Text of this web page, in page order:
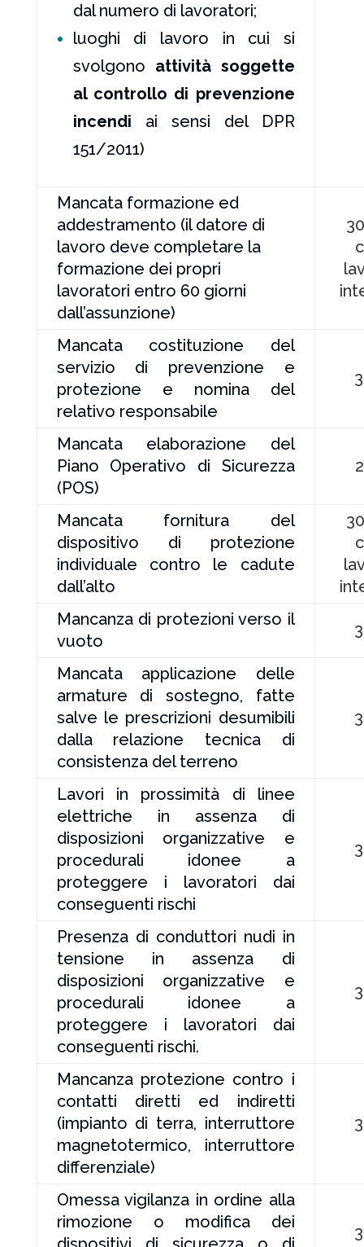
dal numero di lavoratori;
luoghi di lavoro in cui si
svolgono attività soggette
al controllo di prevenzione
incendi ai sensi del DPR
151/2011)
Mancata formazione ed
addestramento (il datore di
lavoro deve completare la
formazione dei propri
lavoratori entro 60 giorni
dall’assunzione)
Mancata costituzione del
servizio di prevenzione e
protezione e nomina del
relativo responsabile
Mancata elaborazione del
Piano Operativo di Sicurezza
(POS)
Mancata fornitura del
dispositivo di protezione
individuale contro le cadute
dall’alto
Mancanza di protezioni verso il
vuoto
Mancata applicazione delle
armature di sostegno, fatte
salve le prescrizioni desumibili
dalla relazione tecnica di
consistenza del terreno
Lavori in prossimità di linee
elettriche in assenza di
disposizioni organizzative e
procedurali idonee a
proteggere i lavoratori dai
conseguenti rischi
Presenza di conduttori nudi in
tensione in assenza di
disposizioni organizzative e
procedurali idonee a
proteggere i lavoratori dai
conseguenti rischi.
Mancanza protezione contro i
contatti diretti ed indiretti
(impianto di terra, interruttore
magnetotermico, interruttore
differenziale)
Omessa vigilanza in ordine alla
rimozione o modifica dei